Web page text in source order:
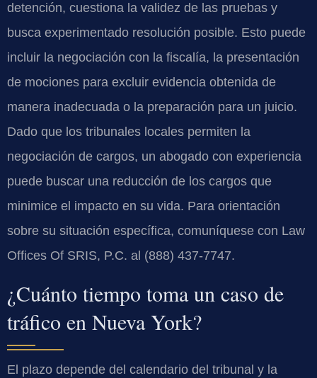
detención, cuestiona la validez de las pruebas y
busca experimentado resolución posible. Esto puede
incluir la negociación con la fiscalía, la presentación
de mociones para excluir evidencia obtenida de
manera inadecuada o la preparación para un juicio.
Dado que los tribunales locales permiten la
negociación de cargos, un abogado con experiencia
puede buscar una reducción de los cargos que
minimice el impacto en su vida. Para orientación
sobre su situación específica, comuníquese con Law
Offices Of SRIS, P.C. al (888) 437-7747.
¿Cuánto tiempo toma un caso de
tráfico en Nueva York?
El plazo depende del calendario del tribunal y la